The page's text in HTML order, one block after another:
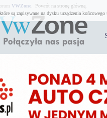
są zapisywane na dysku urządzenia
VWZone. Powrót na stronę główną.